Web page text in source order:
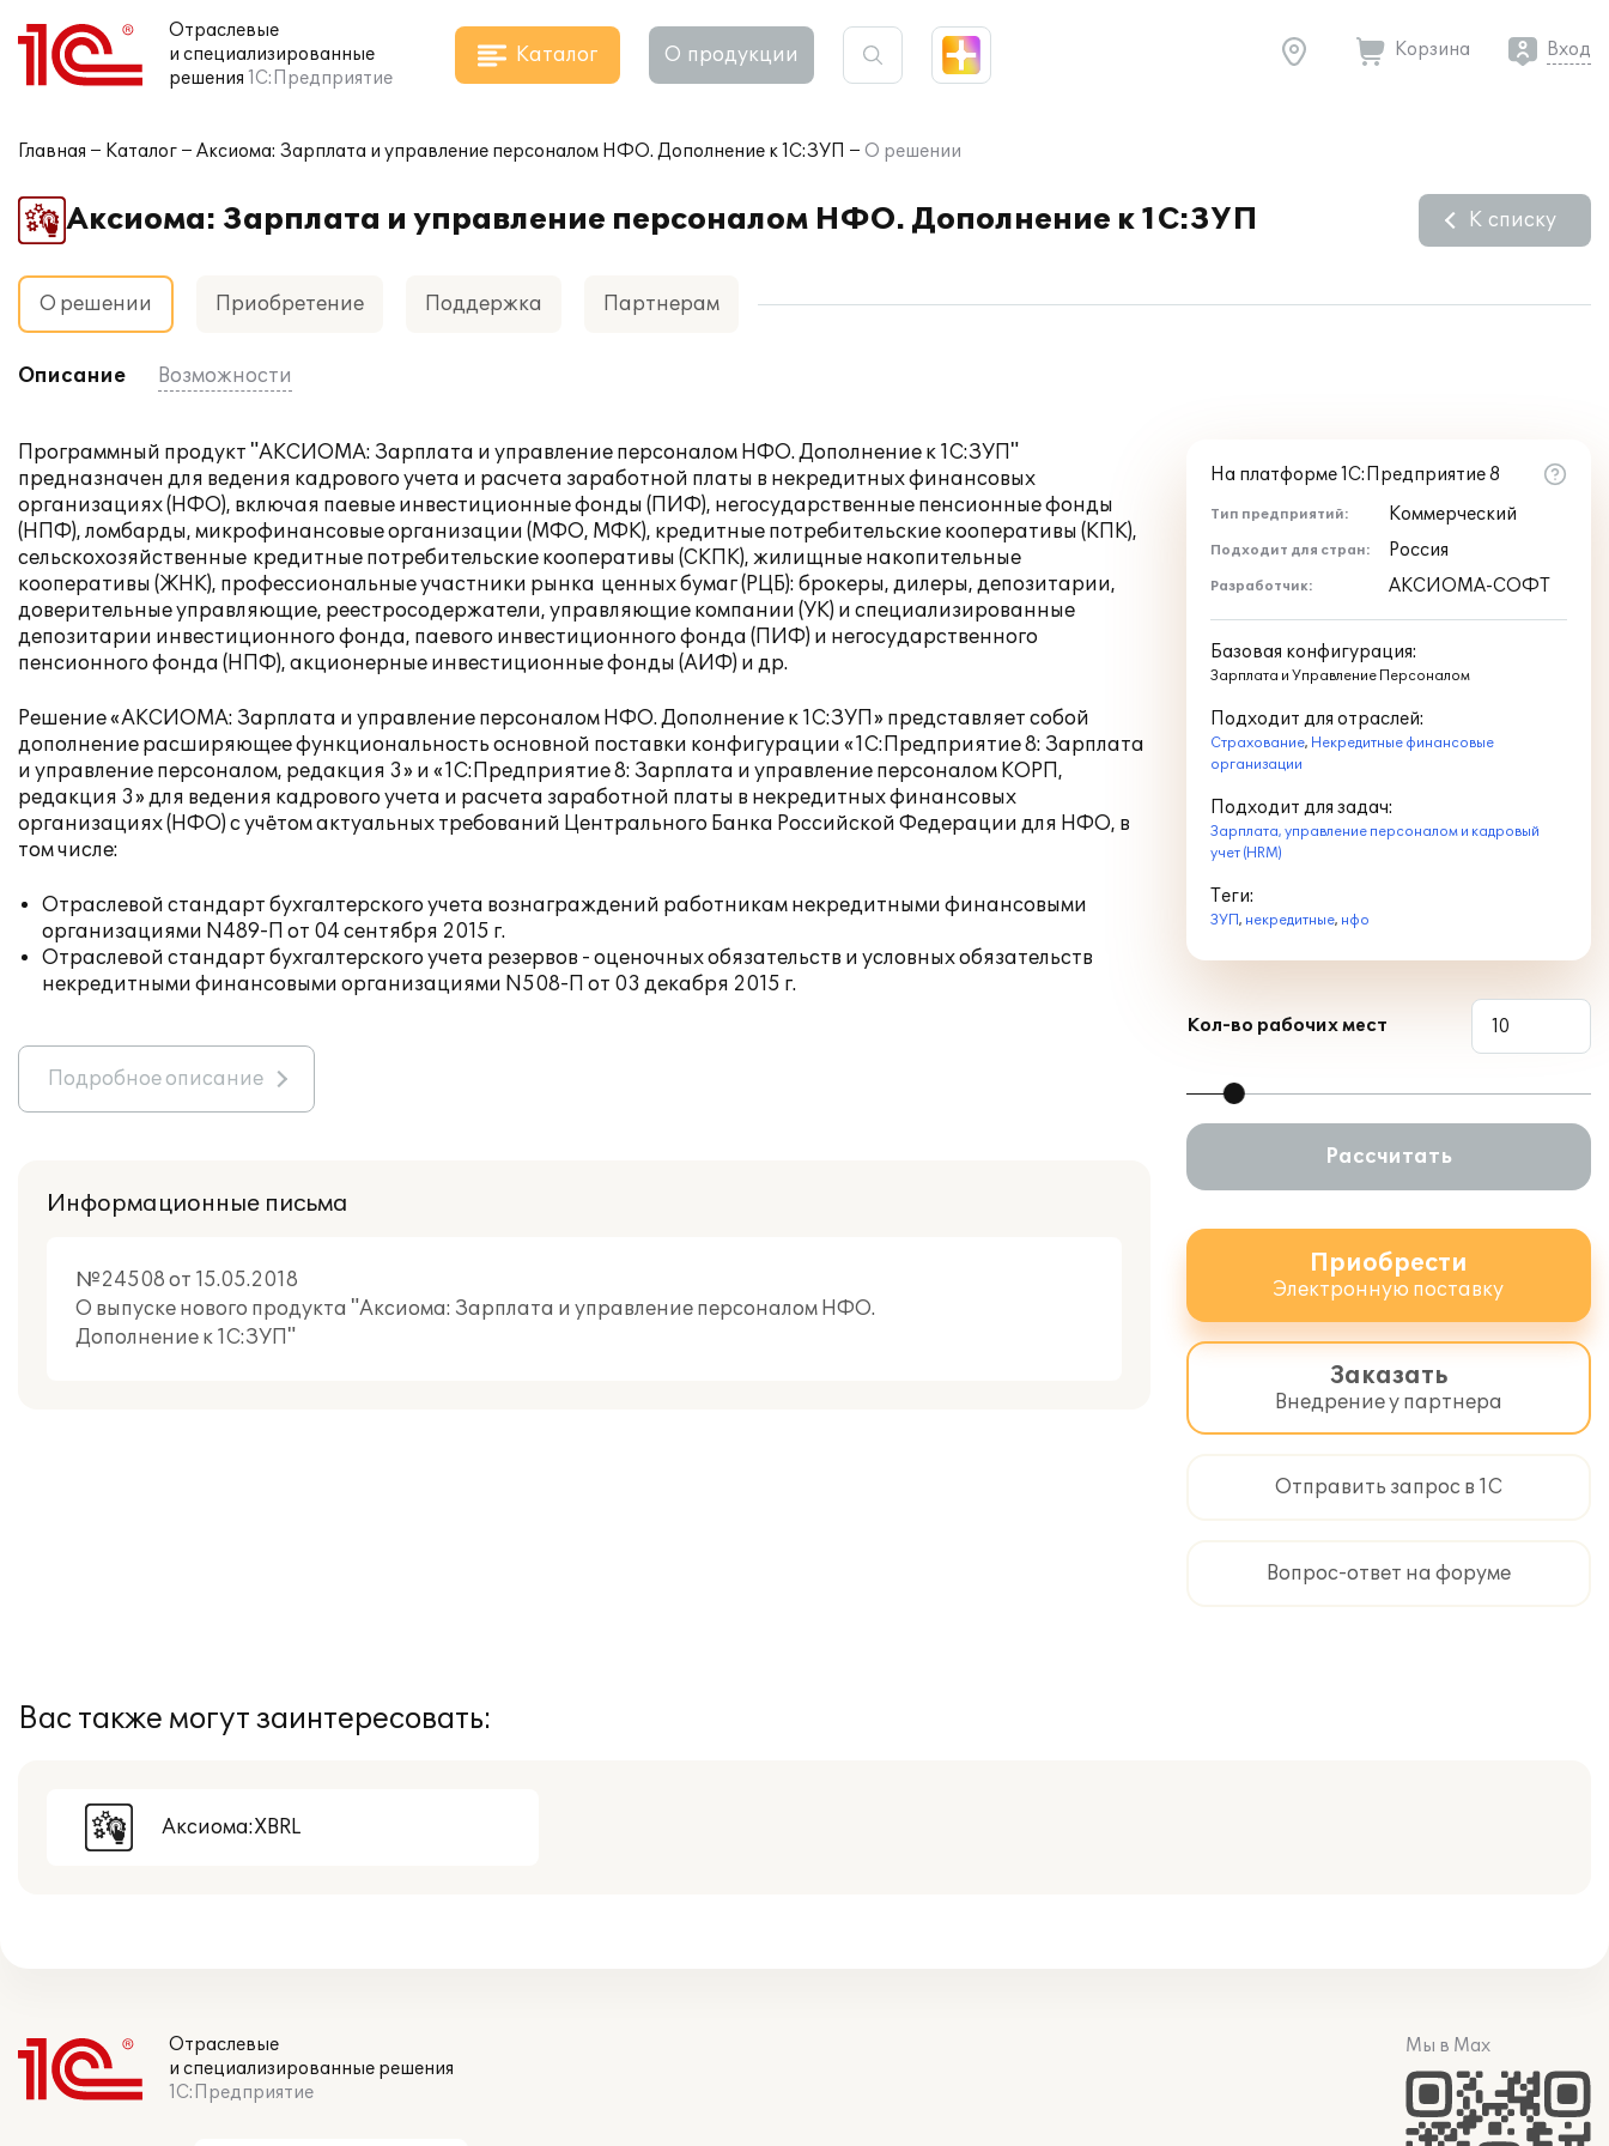
Отраслевые
и специализированные
решения 1С:Предприятие
Каталог О продукции Корзина Вход
Главная Каталог Аксиома: Зарплата и управление персоналом НФО. Дополнение к 1С:ЗУП О решении
Аксиома: Зарплата и управление персоналом НФО. Дополнение к 1С:ЗУП К списку
О решении Приобретение Поддержка Партнерам
Описание Возможности
Программный продукт "АКСИОМА: Зарплата и управление персоналом НФО. Дополнение к 1С:ЗУП"
предназначен для ведения кадрового учета и расчета заработной платы в некредитных финансовых
организациях (НФО), включая паевые инвестиционные фонды (ПИФ), негосударственные пенсионные фонды
(НПФ), ломбарды, микрофинансовые организации (МФО, МФК), кредитные потребительские кооперативы (КПК),
сельскохозяйственные кредитные потребительские кооперативы (СКПК), жилищные накопительные
кооперативы (ЖНК), профессиональные участники рынка ценных бумаг (РЦБ): брокеры, дилеры, депозитарии,
доверительные управляющие, реестросодержатели, управляющие компании (УК) и специализированные
депозитарии инвестиционного фонда, паевого инвестиционного фонда (ПИФ) и негосударственного
пенсионного фонда (НПФ), акционерные инвестиционные фонды (АИФ) и др.
Решение «АКСИОМА: Зарплата и управление персоналом НФО. Дополнение к 1С:ЗУП» представляет собой
дополнение расширяющее функциональность основной поставки конфигурации «1С:Предприятие 8: Зарплата
и управление персоналом, редакция 3» и «1С:Предприятие 8: Зарплата и управление персоналом КОРП,
редакция 3» для ведения кадрового учета и расчета заработной платы в некредитных финансовых
организациях (НФО) с учётом актуальных требований Центрального Банка Российской Федерации для НФО, в
том числе:
Отраслевой стандарт бухгалтерского учета вознаграждений работникам некредитными финансовыми
организациями N489-П от 04 сентября 2015 г.
Отраслевой стандарт бухгалтерского учета резервов - оценочных обязательств и условных обязательств
некредитными финансовыми организациями N508-П от 03 декабря 2015 г.
Подробное описание
Информационные письма
№24508 от 15.05.2018
О выпуске нового продукта "Аксиома: Зарплата и управление персоналом НФО.
Дополнение к 1С:ЗУП"
На платформе 1С:Предприятие 8
Тип предприятий: Коммерческий
Подходит для стран: Россия
Разработчик: АКСИОМА-СОФТ
Базовая конфигурация:
Зарплата и Управление Персоналом
Подходит для отраслей:
Страхование, Некредитные финансовые
организации
Подходит для задач:
Зарплата, управление персоналом и кадровый
учет (HRM)
Теги:
ЗУП, некредитные, нфо
Кол-во рабочих мест
Рассчитать
Приобрести
Электронную поставку
Заказать
Внедрение у партнера
Отправить запрос в 1С
Вопрос-ответ на форуме
Вас также могут заинтересовать:
Аксиома:XBRL
Отраслевые
и специализированные решения
1С:Предприятие
Мы в Max